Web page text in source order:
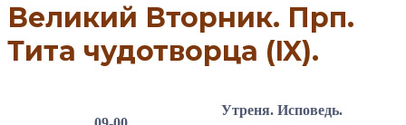
Великий Вторник. Прп.
Тита чудотворца (IX).
Утреня. Исповедь.